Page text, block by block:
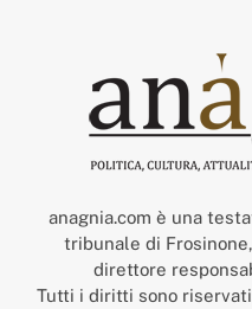
anagnia.com è una
tribunale di
direttore
Tutti i diritti sono